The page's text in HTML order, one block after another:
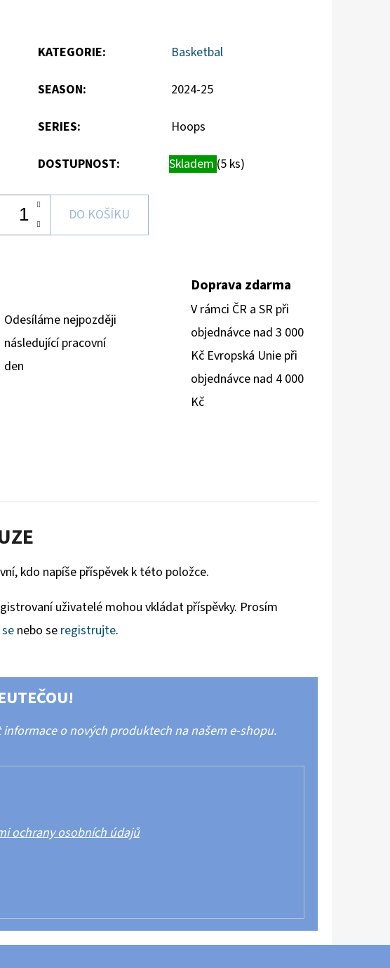
KATEGORIE: Basketbal
SEASON: 2024-25
SERIES: Hoops
DOSTUPNOST: Skladem (5 ks)
DO KOŠÍKU
Odesíláme nejpozději
následující pracovní
den
Doprava zdarma
V rámci ČR a SR při
objednávce nad 3 000
Kč Evropská Unie při
objednávce nad 4 000
Kč
kdo napíše příspěvek k této položce.
uživatelé mohou vkládat příspěvky. Prosím
nebo se registrujte.
o nových produktech na našem e-shopu.
ochrany osobních údajů